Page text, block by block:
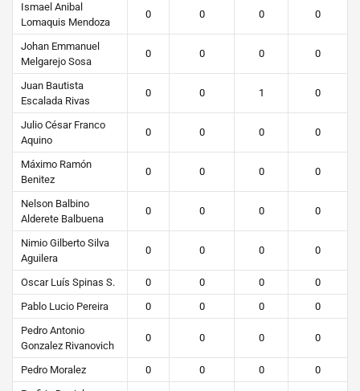
Ismael Anibal
Lomaquis Mendoza
0 0 0 0
Johan Emmanuel
Melgarejo Sosa
0 0 0 0
Juan Bautista
Escalada Rivas
0 0 1 0
Julio César Franco
Aquino
0 0 0 0
Máximo Ramón
Benitez
0 0 0 0
Nelson Balbino
Alderete Balbuena
0 0 0 0
Nimio Gilberto Silva
Aguilera
0 0 0 0
Oscar Luís Spinas S. 0 0 0
0
Pablo Lucio Pereira
0 0 0
0
Pedro Antonio
Gonzalez Rivanovich
0 0 0 0
Pedro Moralez 0 0 0
0